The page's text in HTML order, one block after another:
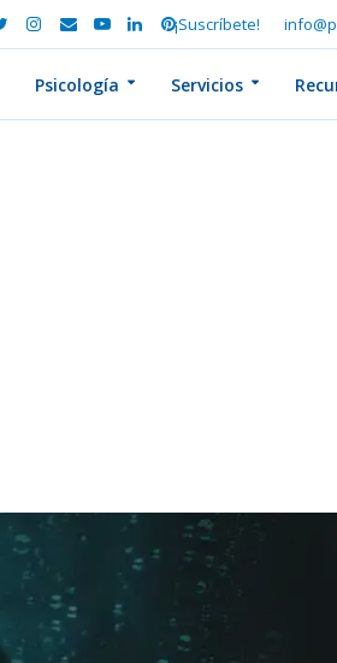
¡Suscríbete!
Psicología Servicios